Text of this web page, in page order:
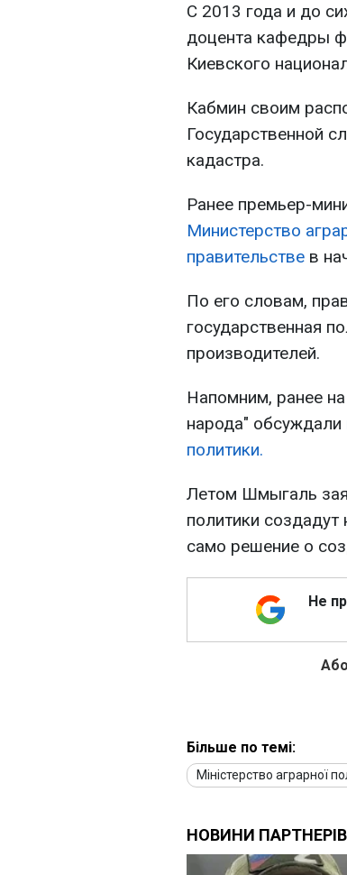
С 2013 года и до
доцента кафедры
Киевского
Кабмин своим
Государственной
кадастра.
Ранее премьер-
Министерство
правительстве в
По его словам,
государственная
производителей.
Напомним, ранее
народа" обсуждали
политики.
Летом Шмыгаль
политики
само решение о
Не
Більше по темі:
Міністерство аграрної